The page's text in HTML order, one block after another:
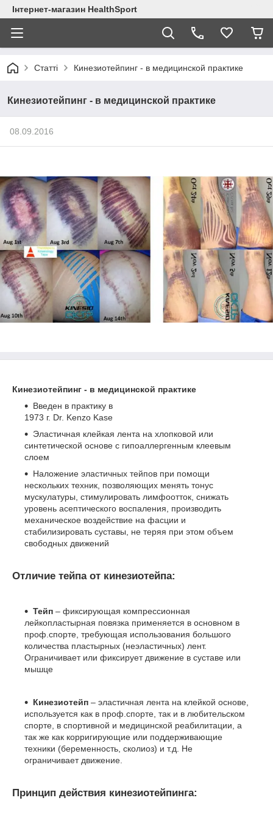
Інтернет-магазин HealthSport
Статті Кинезиотейпинг - в медицинской практике
Кинезиотейпинг - в медицинской практике
08.09.2016
Кинезиотейпинг - в медицинской практике
Введен в практику в
1973 г. Dr. Kenzo Kase
Эластичная клейкая лента на хлопковой или
синтетической основе с гипоаллергенным клеевым
слоем
Наложение эластичных тейпов при помощи
нескольких техник, позволяющих менять тонус
мускулатуры, стимулировать лимфоотток, снижать
уровень асептического воспаления, производить
механическое воздействие на фасции и
стабилизировать суставы, не теряя при этом объем
свободных движений
Отличие тейпа от кинезиотейпа:
Тейп – фиксирующая компрессионная
лейкопластырная повязка применяется в основном в
проф.спорте, требующая использования большого
количества пластырных (неэластичных) лент.
Ограничивает или фиксирует движение в суставе или
мышце
Кинезиотейп – эластичная лента на клейкой основе,
используется как в проф.спорте, так и в любительском
спорте, в спортивной и медицинской реабилитации, а
так же как корригирующие или поддерживающие
техники (беременность, сколиоз) и т.д. Не
ограничивает движение.
Принцип действия кинезиотейпинга: